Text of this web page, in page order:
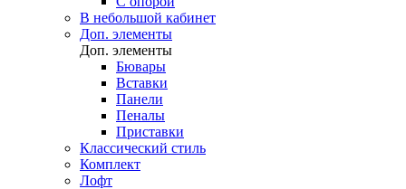
В небольшой кабинет
Доп. элементы
Доп. элементы
Бювары
Вставки
Панели
Пеналы
Приставки
Классический стиль
Комплект
Лофт